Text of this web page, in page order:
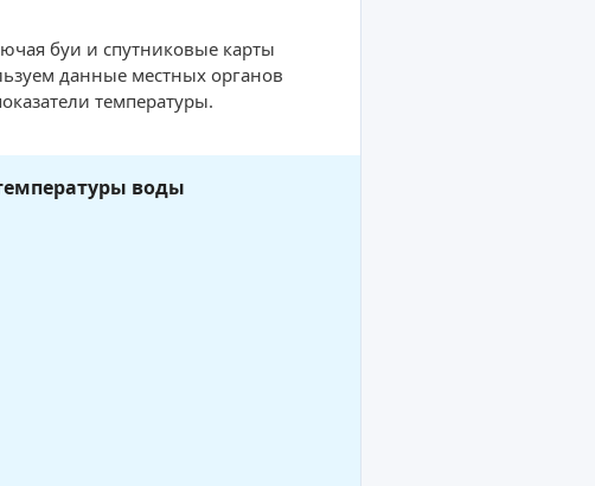
буи и спутниковые карты
данные местных органов
температуры.
воды